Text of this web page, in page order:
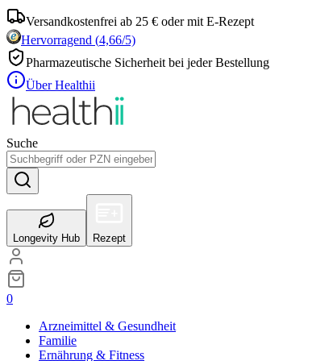
Versandkostenfrei ab 25 € oder mit E-Rezept
Hervorragend (4,66/5)
Pharmazeutische Sicherheit bei jeder Bestellung
Über Healthii
Suche
Longevity Hub Rezept
0
Arzneimittel & Gesundheit
Familie
Ernährung & Fitness